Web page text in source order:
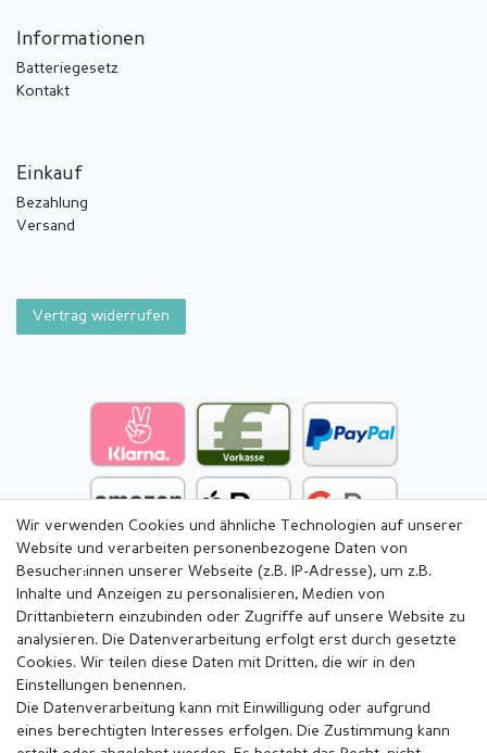
Informationen
Batteriegesetz
Kontakt
Einkauf
Bezahlung
Versand
Vertrag widerrufen
Wir verwenden Cookies und ähnliche Technologien auf unserer
Website und verarbeiten personenbezogene Daten von
Besucher:innen unserer Webseite (z.B. IP-Adresse), um z.B.
Inhalte und Anzeigen zu personalisieren, Medien von
Drittanbietern einzubinden oder Zugriffe auf unsere Website zu
analysieren. Die Datenverarbeitung erfolgt erst durch gesetzte
Cookies. Wir teilen diese Daten mit Dritten, die wir in den
Einstellungen benennen.
Die Datenverarbeitung kann mit Einwilligung oder aufgrund
eines berechtigten Interesses erfolgen. Die Zustimmung kann